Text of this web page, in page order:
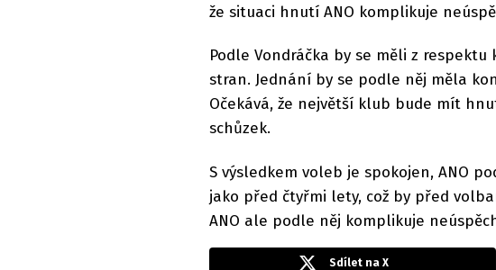
že situaci hnutí ANO komplikuje
Podle Vondráčka by se měli z
stran. Jednání by se podle něj měla
Očekává, že největší klub bude mít
schůzek.
S výsledkem voleb je spokojen, ANO
jako před čtyřmi lety, což by před
ANO ale podle něj komplikuje
Sdílet na X